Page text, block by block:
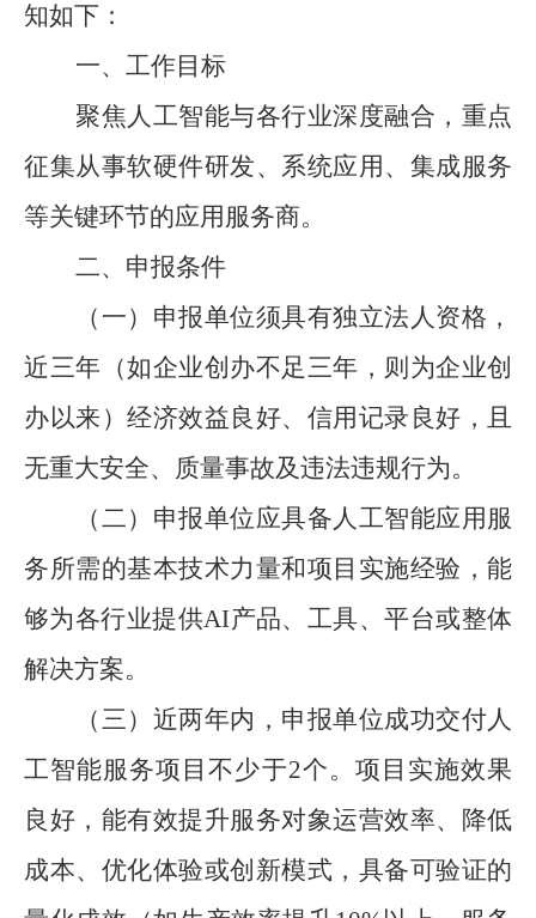
知如下：
一、 工作目标
聚焦人工智能与各行业深度融合，重点
征集从事软硬件研发、系统应用、集成服务
等关键环节的应用服务商。
二、 申报条件
（一）申报单位须具有独立法人资格，
近三年（如企业创办不足三年，则为企业创
办以来）经济效益良好、信用记录良好，且
无重大安全、质量事故及违法违规行为。
（二）申报单位应具备人工智能应用服
务所需的基本技术力量和项目实施经验，能
够为各行业提供AI产品、工具、平台或整体
解决方案。
（三）近两年内，申报单位成功交付人
工智能服务项目不少于2个。项目实施效果
良好，能有效提升服务对象运营效率、降低
成本、优化体验或创新模式，具备可验证的